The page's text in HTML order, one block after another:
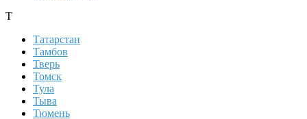
Т
Татарстан
Тамбов
Тверь
Томск
Тула
Тыва
Тюмень